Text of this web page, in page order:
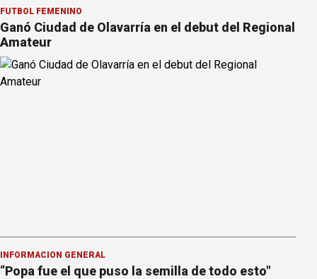
FÚTBOL FEMENINO
Ganó Ciudad de Olavarría en el debut del Regional
Amateur
INFORMACION GENERAL
“Popa fue el que puso la semilla de todo esto"